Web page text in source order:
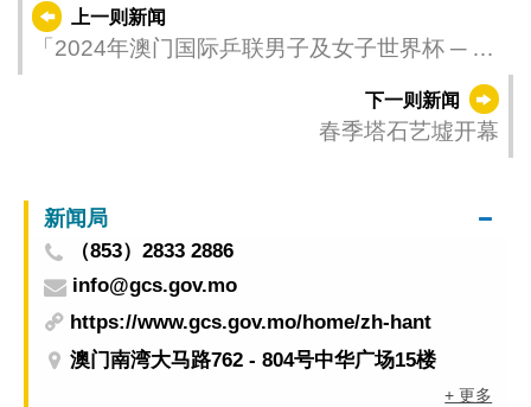
上一则新闻
「2024年澳门国际乒联男子及女子世界杯 ─ 由
下一则新闻
春季塔石艺墟开幕
新闻局
（853）2833 2886
info@gcs.gov.mo
https://www.gcs.gov.mo/home/zh-hant
澳门南湾大马路762 - 804号中华广场15楼
+ 更多